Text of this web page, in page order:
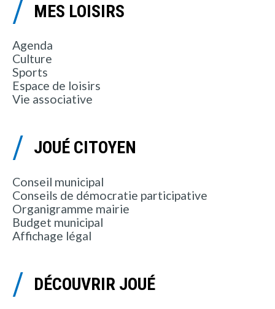
MES LOISIRS
Agenda
Culture
Sports
Espace de loisirs
Vie associative
JOUÉ CITOYEN
Conseil municipal
Conseils de démocratie participative
Organigramme mairie
Budget municipal
Affichage légal
DÉCOUVRIR JOUÉ